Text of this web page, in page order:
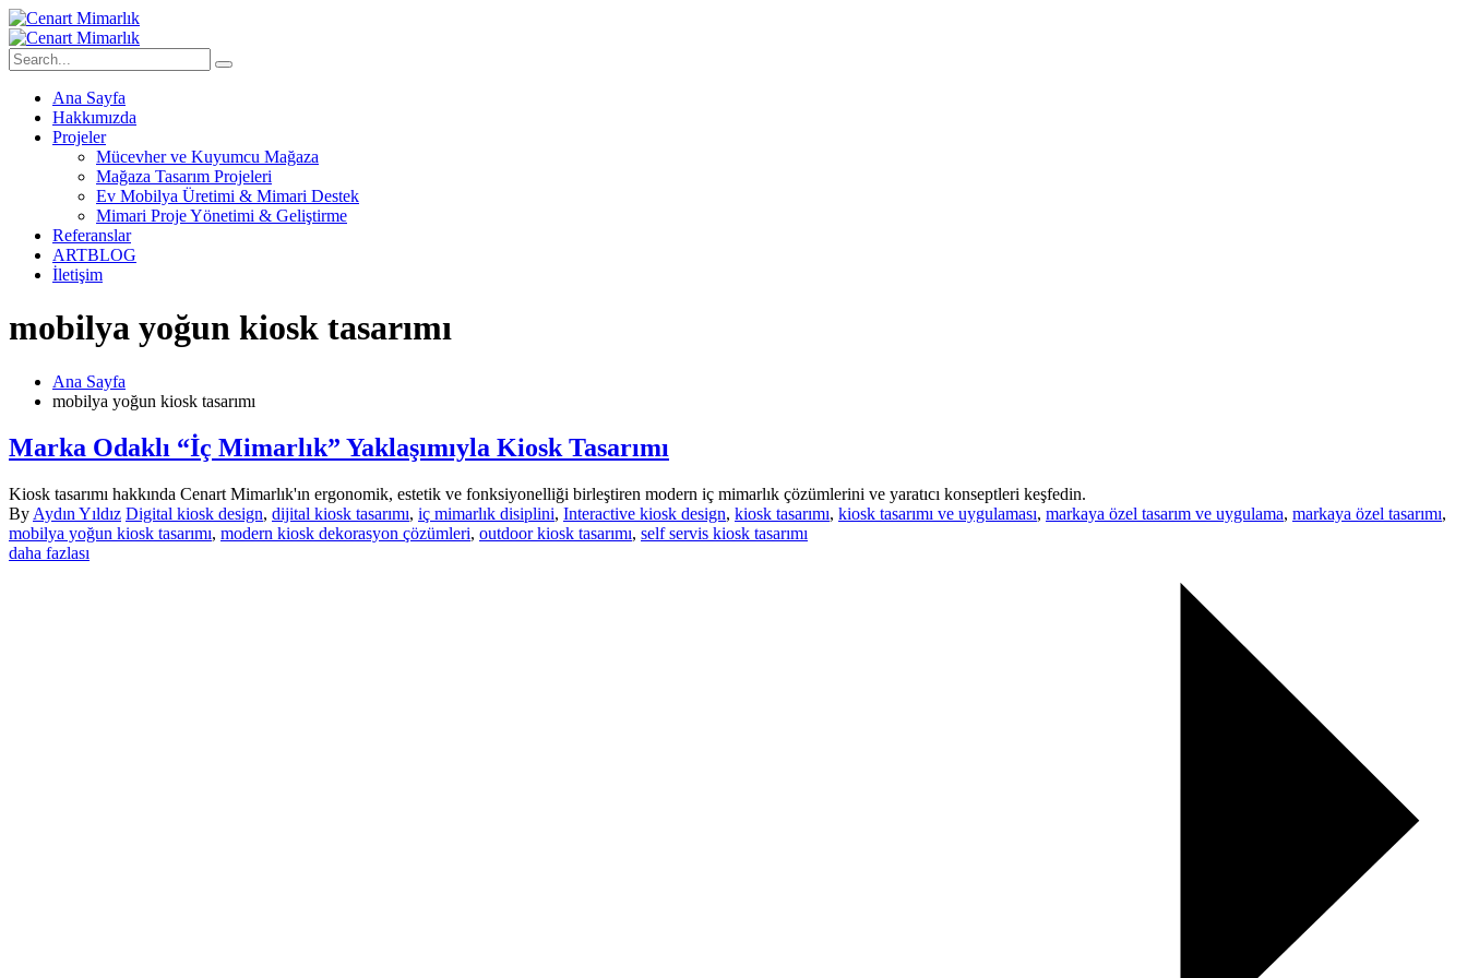
Ana Sayfa
Hakkımızda
Projeler
Mücevher ve Kuyumcu Mağaza
Mağaza Tasarım Projeleri
Ev Mobilya Üretimi & Mimari Destek
Mimari Proje Yönetimi & Geliştirme
Referanslar
ARTBLOG
İletişim
mobilya yoğun kiosk tasarımı
Ana Sayfa
mobilya yoğun kiosk tasarımı
Marka Odaklı “İç Mimarlık” Yaklaşımıyla Kiosk Tasarımı
Kiosk tasarımı hakkında Cenart Mimarlık'ın ergonomik, estetik ve fonksiyonelliği birleştiren modern iç mimarlık çözümlerini ve yaratıcı konseptleri keşfedin.
By Aydın Yıldız Digital kiosk design, dijital kiosk tasarımı, iç mimarlık disiplini, Interactive kiosk design, kiosk tasarımı, kiosk tasarımı ve uygulaması, markaya özel tasarım ve uygulama, markaya özel tasarımı,
mobilya yoğun kiosk tasarımı, modern kiosk dekorasyon çözümleri, outdoor kiosk tasarımı, self servis kiosk tasarımı
daha fazlası